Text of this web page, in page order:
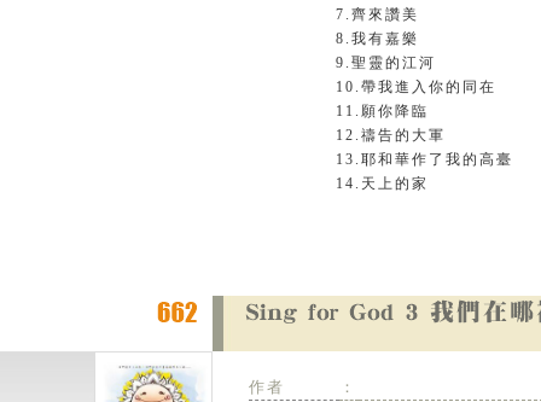
7.齊來讚美
8.我有嘉樂
9.聖靈的江河
10.帶我進入你的同在
11.願你降臨
12.禱告的大軍
13.耶和華作了我的高臺
14.天上的家
作者
：